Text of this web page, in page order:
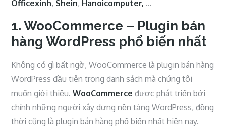
Officexinh, Shein, Hanoicomputer, …
1. WooCommerce – Plugin bán
hàng WordPress phổ biến nhất
Không có gì bất ngờ, WooCommerce là plugin bán hàng
WordPress đầu tiên trong danh sách mà chúng tôi
muốn giới thiệu.WooCommerce được phát triển bởi
chính những người xây dựng nền tảng WordPress, đồng
thời cũng là plugin bán hàng phổ biến nhất hiện nay.